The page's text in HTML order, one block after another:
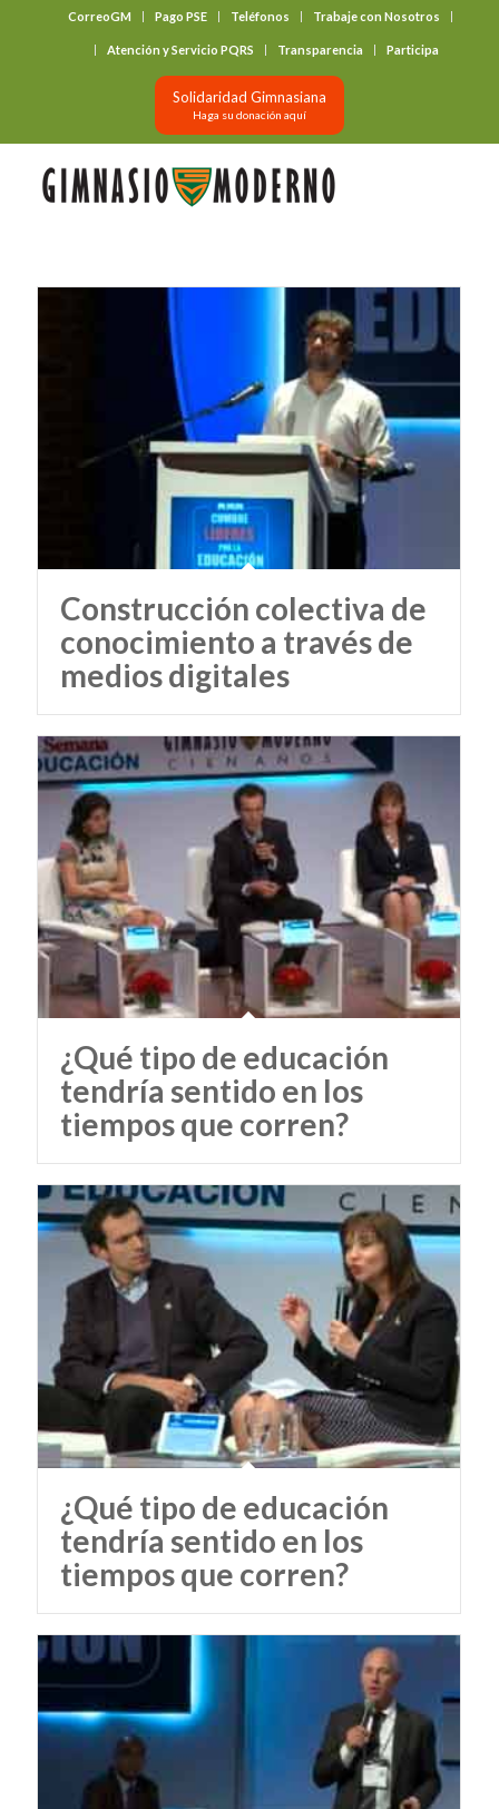
CorreoGM Pago PSE Teléfonos Trabaje con Nosotros
Atención y Servicio PQRS Transparencia Participa
Solidaridad Gimnasiana
Haga su donación aquí
Construcción colectiva de
conocimiento a través de
medios digitales
¿Qué tipo de educación
tendría sentido en los
tiempos que corren?
¿Qué tipo de educación
tendría sentido en los
tiempos que corren?